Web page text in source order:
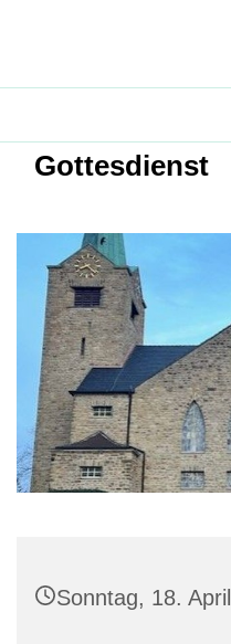
Gottesdienst
Sonntag, 18.